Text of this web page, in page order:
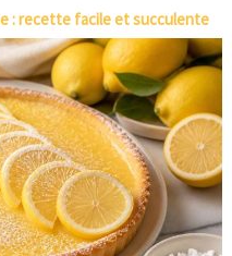
: recette facile et succulente